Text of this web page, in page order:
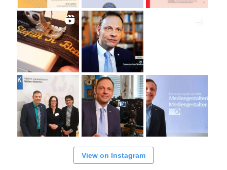
View on Instagram